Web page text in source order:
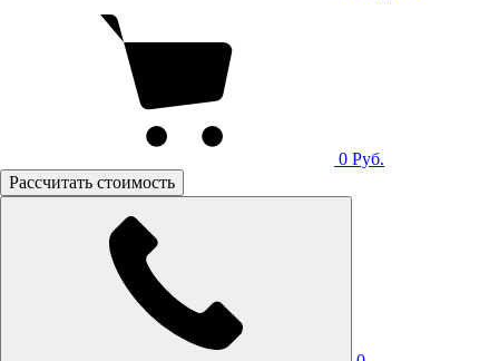
0 Руб.
Рассчитать стоимость